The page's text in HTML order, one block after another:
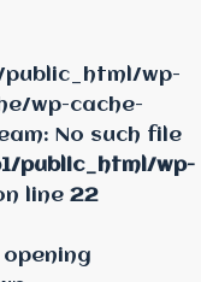
wp-
wp-cache-
No such file
public_html/wp-
line 22
opening